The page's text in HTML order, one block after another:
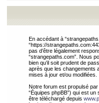
En accédant à
“https://
pas d’être légalement
“strangepaths.com”. Nous
bien qu’il soit prudent de
après que les changements
mises à jour et/ou modifiées.
Notre forum est propulsé par
“Équipes phpBB”) qui est
être téléchargé depuis